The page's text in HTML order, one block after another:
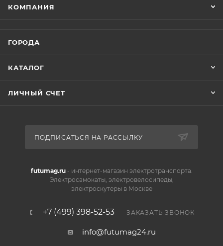
КОМПАНИЯ
ГОРОДА
КАТАЛОГ
ЛИЧНЫЙ СЧЕТ
ПОДПИСАТЬСЯ НА РАССЫЛКУ
futumag.ru- интернет-магазин электротранспорта.
Электросамокаты, электровелосипеды,
электроскутеры в Москве
+7 (499) 398-52-53 ЗАКАЗАТЬ ЗВОНОК
info@futumag24.ru